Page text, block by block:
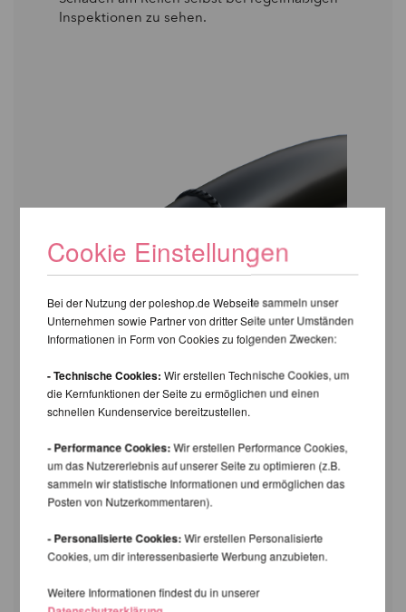
Inspektionen zu sehen.
Aerial Hoop Sicherheit und
Alle Firetoys Aerial Hoops werden mit einem
dicken Schaumstoffschlauch, ähnlich einer
Poolnudel, geliefert, der wie eine schützende
schützt den Reifen während des Transports
und kann zum Schutz Ihres Reifens
ist. Der Versand ist in der Regel sehr
Cookie Einstellungen
Bei der Nutzung der poleshop.de Webseite sammeln unser
Unternehmen sowie Partner von dritter Seite unter Umständen
Informationen in Form von Cookies zu folgenden Zwecken:
- Technische Cookies: Wir erstellen Technische Cookies, um
die Kernfunktionen der Seite zu ermöglichen und einen
schnellen Kundenservice bereitzustellen.
- Performance Cookies:Wir erstellen Performance Cookies,
um das Nutzererlebnis auf unserer Seite zu optimieren (z.B.
sammeln wir statistische Informationen und ermöglichen das
Posten von Nutzerkommentaren).
- Personalisierte Cookies:Wir erstellen Personalisierte
Cookies, um dir interessenbasierte Werbung anzubieten.
Weitere Informationen findest du in unserer